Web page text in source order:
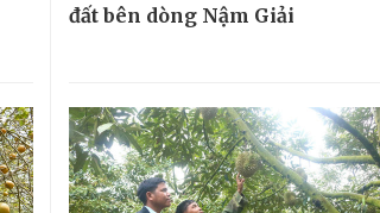
đất bên dòng Nậm Giải